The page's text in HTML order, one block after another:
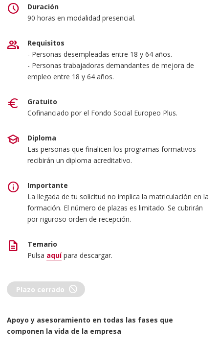
schedule
Duración
90 horas en modalidad presencial.
group
Requisitos
- Personas desempleadas entre 18 y 64 años.
- Personas trabajadoras demandantes de mejora de
empleo entre 18 y 64 años.
euro
Gratuito
Cofinanciado por el Fondo Social Europeo Plus.
school
Diploma
Las personas que finalicen los programas formativos
recibirán un diploma acreditativo.
info
Importante
La llegada de tu solicitud no implica la matriculación en la
formación. El número de plazas es limitado. Se cubrirán
por riguroso orden de recepción.
description
Temario
Pulsa aquípara descargar.
Plazo cerrado block
Apoyo y asesoramiento en todas las fases que
componen la vida de la empresa